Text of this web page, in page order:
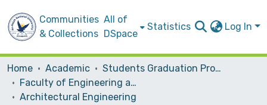
Communities
& Collections
All of
DSpace
Statistics Log In
Home Academic
Students Graduation Projects
Faculty of Engineering and Information Technology
Architectural Engineering